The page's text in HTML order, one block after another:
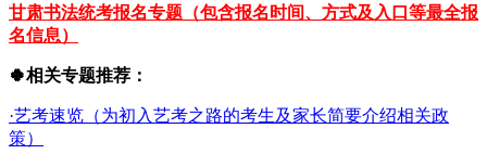
甘肃书法统考报名专题（包含报名时间、方式及入口等最全报
名信息）
🍀相关专题推荐：
·艺考速览（为初入艺考之路的考生及家长简要介绍相关政
策）